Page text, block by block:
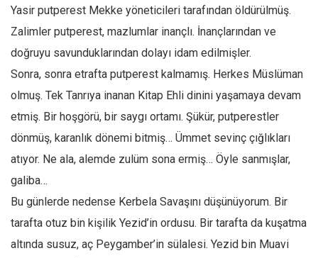
Facebook
Instagram
YouTube
Editörden
Yazarlar
Mahmut Toptaş
Yvonne Ridley
Barış Tarımcıoğlu
Ömer Kayani
Yusuf Armağan
Yasir putperest Mekke yöneticileri tarafından öldürülmüş.
Zalimler putperest, mazlumlar inançlı. İnançlarından ve
doğruyu savunduklarından dolayı idam edilmişler.
Sonra, sonra etrafta putperest kalmamış. Herkes Müslüman
olmuş. Tek Tanrıya inanan Kitap Ehli dinini yaşamaya devam
etmiş. Bir hoşgörü, bir saygı ortamı. Şükür, putperestler
dönmüş, karanlık dönemi bitmiş… Ümmet sevinç çığlıkları
atıyor. Ne ala, alemde zulüm sona ermiş… Öyle sanmışlar,
galiba…
Bu günlerde nedense Kerbela Savaşını düşünüyorum. Bir
tarafta otuz bin kişilik Yezid’in ordusu. Bir tarafta da kuşatma
altında susuz, aç Peygamber’in sülalesi. Yezid bin Muavi